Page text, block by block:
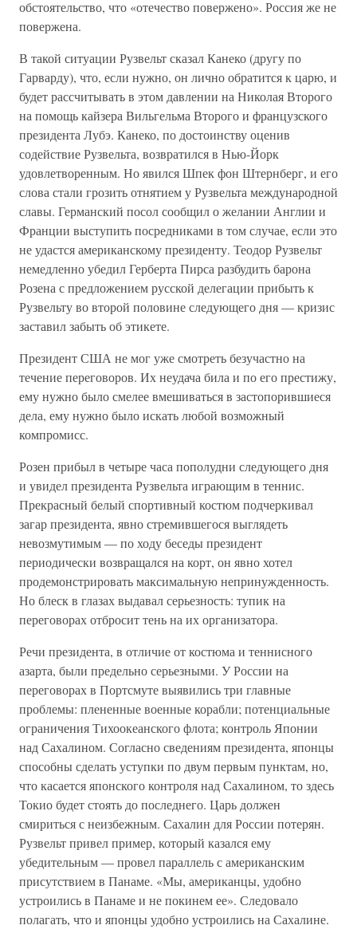
обстоятельство, что «отечество повержено». Россия же не
повержена.
В такой ситуации Рузвельт сказал Канеко (другу по
Гарварду), что, если нужно, он лично обратится к царю, и
будет рассчитывать в этом давлении на Николая Второго
на помощь кайзера Вильгельма Второго и французского
президента Лубэ. Канеко, по достоинству оценив
содействие Рузвельта, возвратился в Нью-Йорк
удовлетворенным. Но явился Шпек фон Штернберг, и его
слова стали грозить отнятием у Рузвельта международной
славы. Германский посол сообщил о желании Англии и
Франции выступить посредниками в том случае, если это
не удастся американскому президенту. Теодор Рузвельт
немедленно убедил Герберта Пирса разбудить барона
Розена с предложением русской делегации прибыть к
Рузвельту во второй половине следующего дня — кризис
заставил забыть об этикете.
Президент США не мог уже смотреть безучастно на
течение переговоров. Их неудача била и по его престижу,
ему нужно было смелее вмешиваться в застопорившиеся
дела, ему нужно было искать любой возможный
компромисс.
Розен прибыл в четыре часа пополудни следующего дня
и увидел президента Рузвельта играющим в теннис.
Прекрасный белый спортивный костюм подчеркивал
загар президента, явно стремившегося выглядеть
невозмутимым — по ходу беседы президент
периодически возвращался на корт, он явно хотел
продемонстрировать максимальную непринужденность.
Но блеск в глазах выдавал серьезность: тупик на
переговорах отбросит тень на их организатора.
Речи президента, в отличие от костюма и теннисного
азарта, были предельно серьезными. У России на
переговорах в Портсмуте выявились три главные
проблемы: плененные военные корабли; потенциальные
ограничения Тихоокеанского флота; контроль Японии
над Сахалином. Согласно сведениям президента, японцы
способны сделать уступки по двум первым пунктам, но,
что касается японского контроля над Сахалином, то здесь
Токио будет стоять до последнего. Царь должен
смириться с неизбежным. Сахалин для России потерян.
Рузвельт привел пример, который казался ему
убедительным — провел параллель с американским
присутствием в Панаме. «Мы, американцы, удобно
устроились в Панаме и не покинем ее». Следовало
полагать, что и японцы удобно устроились на Сахалине.